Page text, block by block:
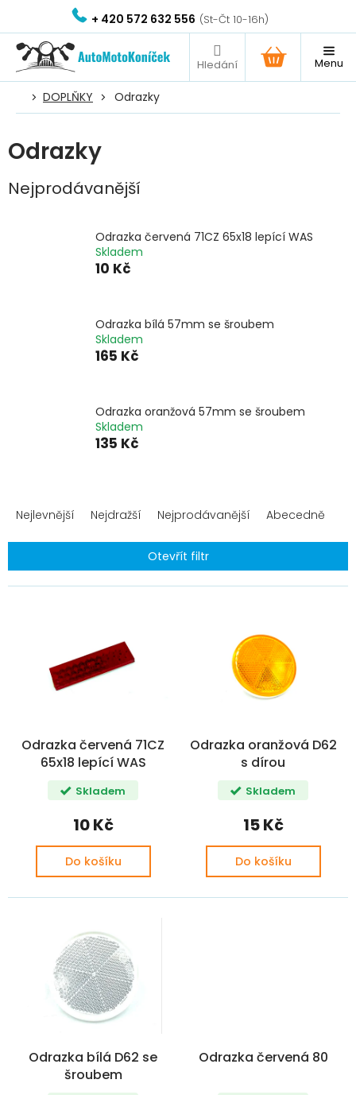
obsah
+ 420 572 632 556
NÁKUPNÍ
KOŠÍK
DOPLŇKY Odrazky
Odrazky
Nejprodávanější
Odrazka červená 71CZ 65x18 lepící WAS
Skladem
10 Kč
Odrazka bílá 57mm se šroubem
Skladem
165 Kč
Odrazka oranžová 57mm se šroubem
Skladem
135 Kč
a
e
n
í
Nejlevnější Nejdražší Nejprodávanější Abecedně
Otevřít filtr
V
Odrazka červená 71CZ
65x18 lepící WAS
Skladem
10 Kč
Do košíku
Odrazka oranžová D62
s dírou
Skladem
15 Kč
Do košíku
Odrazka bílá D62 se
šroubem
Odrazka červená 80